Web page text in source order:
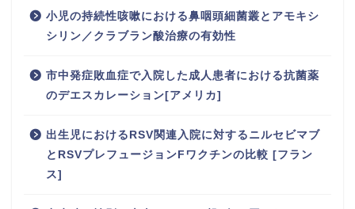
小児の持続性咳嗽における鼻咽頭細菌叢とアモキシ
シリン／クラブラン酸治療の有効性
市中発症敗血症で入院した成人患者における抗菌薬
のデエスカレーション[アメリカ]
出生児におけるRSV関連入院に対するニルセビマブ
とRSVプレフュージョンFワクチンの比較 [フラン
ス]